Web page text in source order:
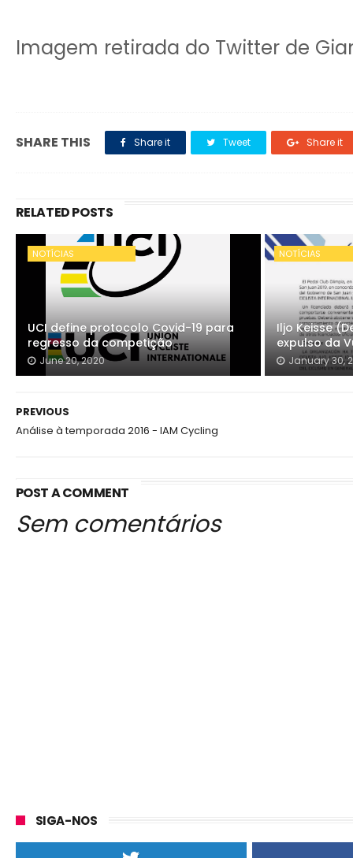
Imagem retirada do Twitter de
SHARE THIS Share it Tweet Share it
RELATED POSTS
NOTÍCIAS
UCI define protocolo Covid-19 para
regresso da competição
June 20, 2020
NOTÍCIAS
Iljo Keisse
expulso da
January 30,
PREVIOUS
Análise à temporada 2016 - IAM Cycling
POST A COMMENT
Sem comentários
SIGA-NOS